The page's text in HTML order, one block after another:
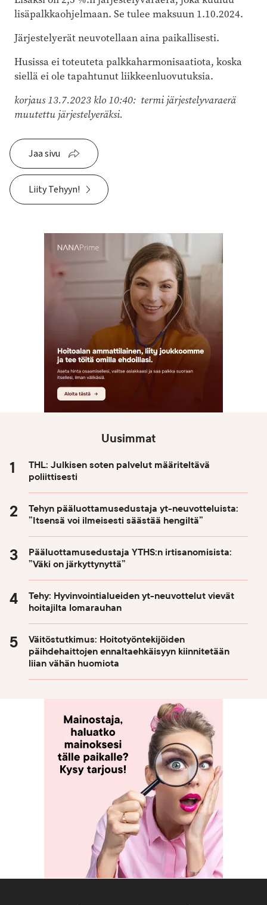
lisäpalkkaohjelmaan. Se tulee maksuun 1.10.2024.
Järjestelyerät neuvotellaan aina paikallisesti.
Husissa ei toteuteta palkkaharmonisaatiota, koska
siellä ei ole tapahtunut liikkeenluovutuksia.
korjaus 13.7.2023 klo 10:40: termi järjestelyvaraerä
muutettu järjestelyeräksi.
Jaa sivu
Liity Tehyyn!
Uusimmat
THL: Julkisen soten palvelut määriteltävä
poliittisesti
Tehyn pääluottamusedustaja yt-neuvotteluista:
”Itsensä voi ilmeisesti säästää hengiltä”
Pääluottamusedustaja YTHS:n irtisanomisista:
”Väki on järkyttynyttä”
Tehy: Hyvinvointialueiden yt-neuvottelut vievät
hoitajilta lomarauhan
Väitöstutkimus: Hoitotyöntekijöiden
päihdehaittojen ennaltaehkäisyyn kiinnitetään
liian vähän huomiota